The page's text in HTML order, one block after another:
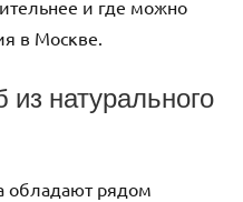
и где можно
в Москве.
натурального
обладают рядом